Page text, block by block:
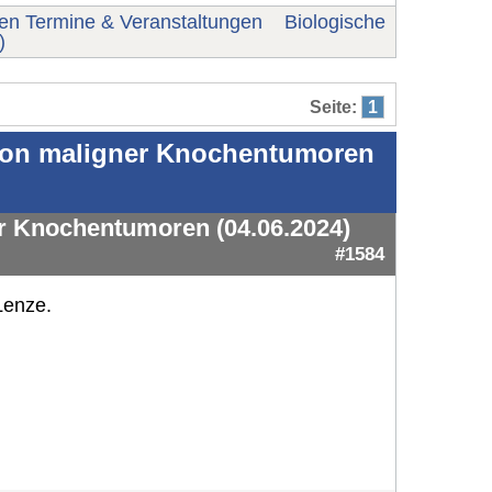
Termine & Veranstaltungen
Biologische
Seite: 1
maligner Knochentumoren
(04.06.2024)
#1584